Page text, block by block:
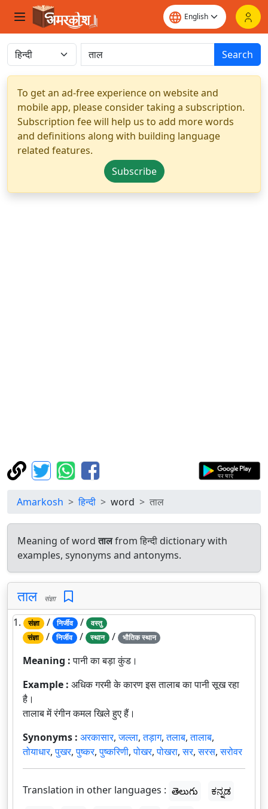
Search
To get an ad-free experience on website and
mobile app, please consider taking a subscription.
Subscription fee will help us to add more words
and definitions along with building language
related features.
Subscribe
Amarkosh हिन्दी word ताल
Meaning of wordतालfrom हिन्दी dictionary with
examples, synonyms and antonyms.
ताल संज्ञा
1. संज्ञा / निर्जीव / वस्तु
संज्ञा / निर्जीव / स्थान / भौतिक स्थान
Meaning :पानी का बड़ा कुंड।
Example : अधिक गरमी के कारण इस तालाब का पानी सूख रहा
है।
तालाब में रंगीन कमल खिले हुए हैं।
Synonyms : अरकासार,जल्ला,तड़ाग,तलाब,तालाब,
तोयाधार,पुखर,पुष्कर,पुष्करिणी,पोखर,पोखरा,सर,सरस,सरोवर
Translation in other languages : తెలుగు
ಕನ್ನಡ